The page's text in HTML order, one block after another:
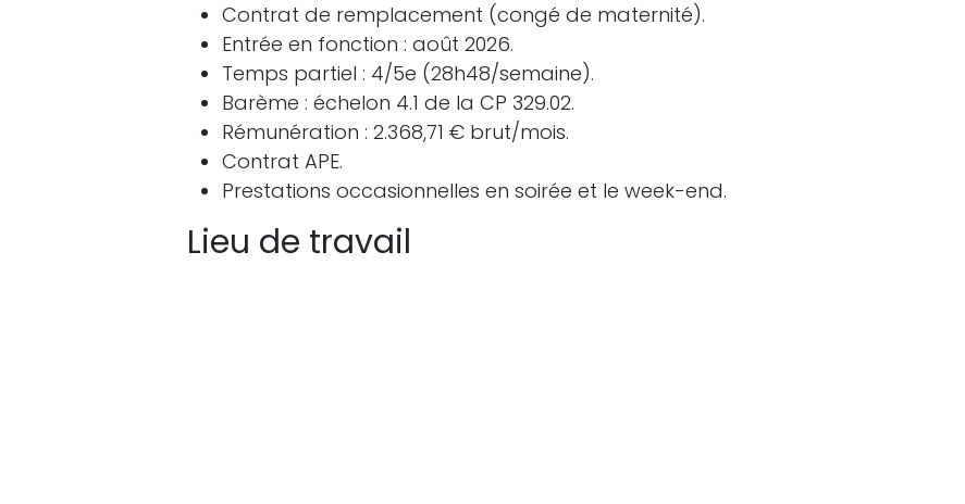
Contrat de remplacement (congé de maternité).
Entrée en fonction : août 2026.
Temps partiel : 4/5e (28h48/semaine).
Barème : échelon 4.1 de la CP 329.02.
Rémunération : 2.368,71 € brut/mois.
Contrat APE.
Prestations occasionnelles en soirée et le week-end.
Lieu de travail